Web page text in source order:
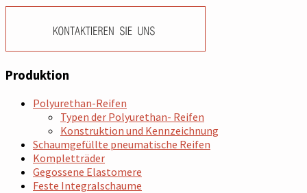
Produktion
Polyurethan-Reifen
Typen der Polyurethan- Reifen
Konstruktion und Kennzeichnung
Schaumgefüllte pneumatische Reifen
Kompletträder
Gegossene Elastomere
Feste Integralschaume